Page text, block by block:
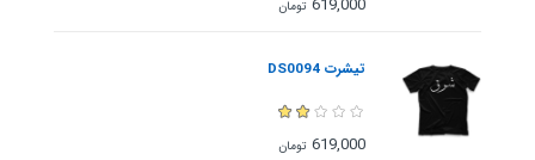
تومان
تیشرت DS0094
619,000 تومان